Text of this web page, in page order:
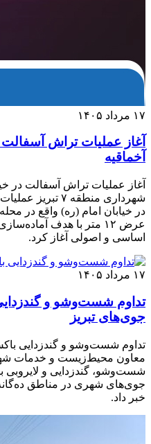
۱۷ مرداد ۱۴۰۵
آغاز عملیات تراش آسفالت
آخماقیه
آغاز عملیات تراش آسفالت در
شهرداری منطقه
عرض ۱۲ متر با هدف
اساسی و اصولی آغاز کرد.
۱۷ مرداد ۱۴۰۵
تداوم شست‌وشو و
جوی‌های تبریز
تداوم شست‌وشو و گندزدایی
معاون محیط‌زیست و خدمات
شست‌وشو، گندزدایی و لایروبی
جوی‌های شهری در مناطق ده‌گانه
خبر داد.